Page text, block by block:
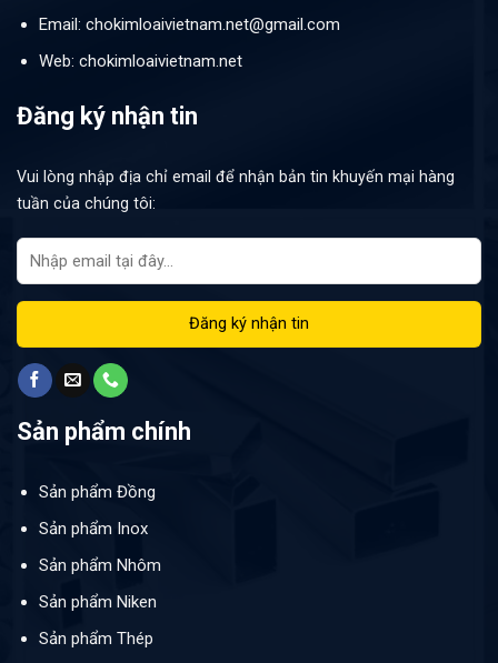
Email: chokimloaivietnam.net@gmail.com
Web: chokimloaivietnam.net
Đăng ký nhận tin
Vui lòng nhập địa chỉ email để nhận bản tin khuyến mại hàng
tuần của chúng tôi:
Sản phẩm chính
Sản phẩm Đồng
Sản phẩm Inox
Sản phẩm Nhôm
Sản phẩm Niken
Sản phẩm Thép